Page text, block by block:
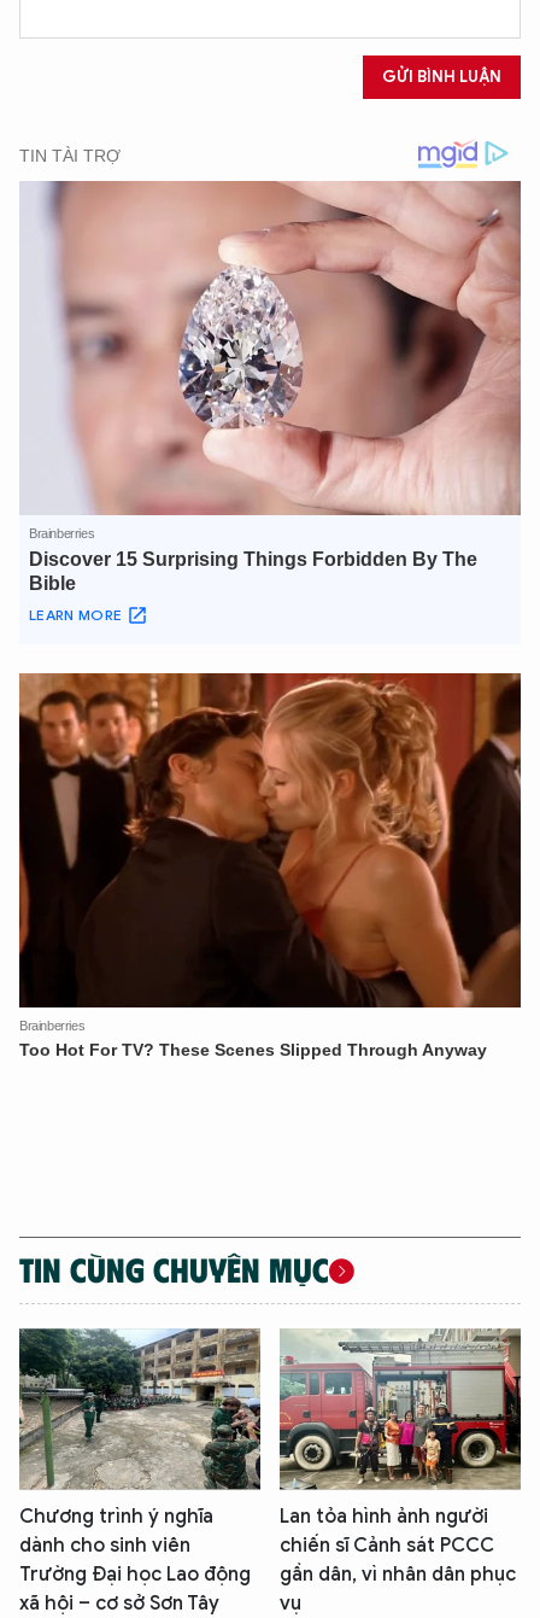
GỬI BÌNH LUẬN
TIN CÙNG CHUYÊN MỤC
Chương trình ý nghĩa
dành cho sinh viên
Trường Đại học Lao động
xã hội – cơ sở Sơn Tây
Lan tỏa hình ảnh người
chiến sĩ Cảnh sát PCCC
gần dân, vì nhân dân phục
vụ
XIN CHÀO,
TÔI LÀ CHATBOT CỦA
Hãy hỏi tôi bất kỳ điều gì bạn cần biết về
An Ninh Thủ Đô nhé. Tôi sẵn sàng hỗ trợ!